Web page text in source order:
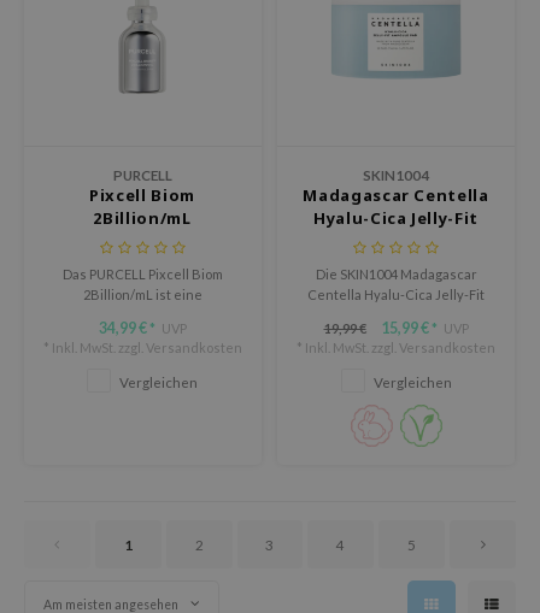
Mate
PURCELL
Pixcell Biom
2Billion/mL
Das PURCELL Pixcell Biom
2Billion/mL ist eine
Haut stärkt und ihre
Regeneration unterstützt.
34,99 € * UVP
* Inkl. MwSt. zzgl. Versandkosten
Vergleichen
SKIN1004
Madagascar Centella
Hyalu-Cica Jelly-Fit
Ampoule Pad
Die SKIN1004 Madagascar
Centella Hyalu-Cica Jelly-Fit
die mit
feuchtigkeitsspendender
Essenz getränkt sind.
19,99 € 15,99 € * UVP
* Inkl. MwSt. zzgl. Versandkosten
Vergleichen
1 2 3 4 5
Am meisten angesehen